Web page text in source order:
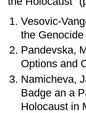
Vesovic-
the
Pandevska,
Options and
Namicheva,
Badge an a
Holocaust in